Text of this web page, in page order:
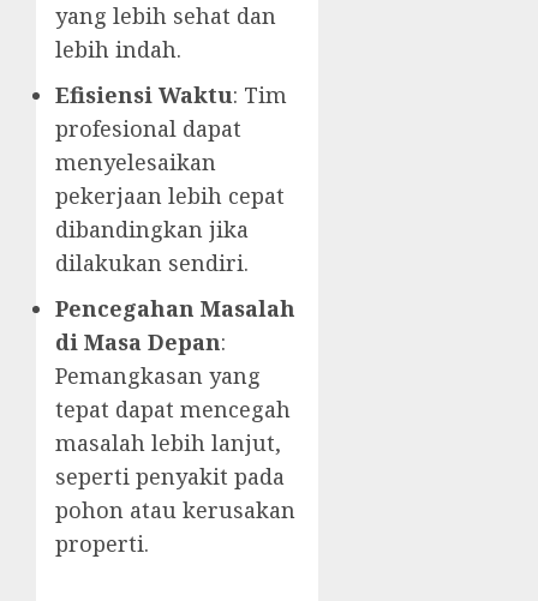
yang lebih sehat dan
lebih indah.
Efisiensi Waktu: Tim
profesional dapat
menyelesaikan
pekerjaan lebih cepat
dibandingkan jika
dilakukan sendiri.
Pencegahan Masalah
di Masa Depan:
Pemangkasan yang
tepat dapat mencegah
masalah lebih lanjut,
seperti penyakit pada
pohon atau kerusakan
properti.